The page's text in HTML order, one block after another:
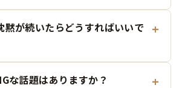
黙が続いたらどうすればいいで
な話題はありますか？